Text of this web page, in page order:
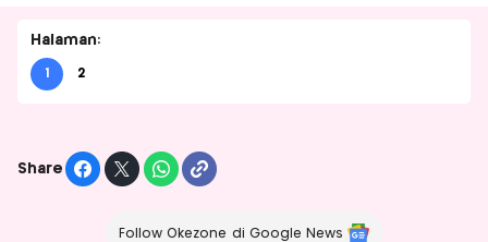
Halaman:
1 2
Share
Follow Okezone di Google News